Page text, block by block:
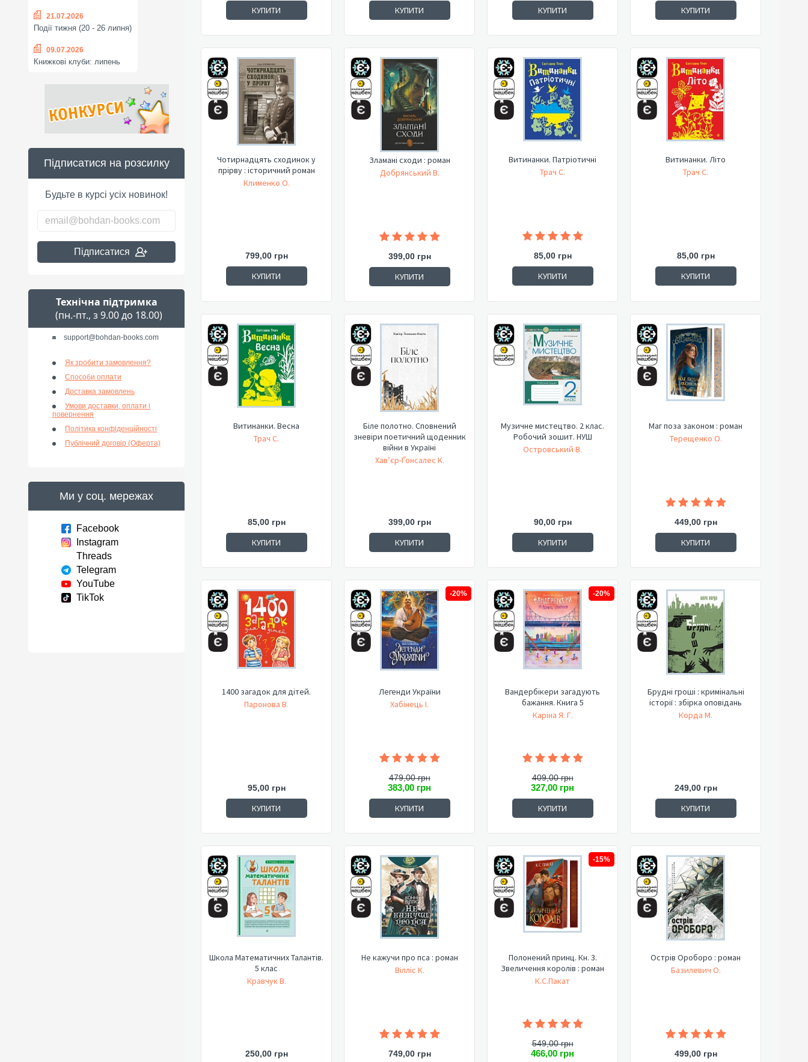
21.07.2026
Події тижня (20 - 26 липня)
09.07.2026
Книжкові клуби: липень
Підписатися на розсилку
Будьте в курсі усіх новинок!
Підписатися
Технічна підтримка
(пн.-пт., з 9.00 до 18.00)
support@bohdan-books.com
Як зробити замовлення?
Способи оплати
Доставка замовлень
Умови доставки, оплати і
повернення
Політика конфіденційності
Публічний договір (Оферта)
Ми у соц. мережах
Facebook
Instagram
Threads
Telegram
YouTube
TikTok
КУПИТИ КУПИТИ КУПИТИ КУПИТИ
Чотирнадцять сходинок у
прірву : історичний роман
Клименко О.
799,00 грн
КУПИТИ
Зламані сходи : роман
Добрянський В.
399,00 грн
КУПИТИ
Витинанки. Патріотичні
Трач С.
85,00 грн
КУПИТИ
Витинанки. Літо
Трач С.
85,00 грн
КУПИТИ
Витинанки. Весна
Трач С.
85,00 грн
КУПИТИ
Біле полотно. Сповнений
зневіри поетичний щоденник
війни в Україні
Хав’єр-Ґонсалес К.
399,00 грн
КУПИТИ
Музичне мистецтво. 2 клас.
Робочий зошит. НУШ
Островський В.
90,00 грн
КУПИТИ
Маг поза законом : роман
Терещенко О.
449,00 грн
КУПИТИ
1400 загадок для дітей.
Паронова В.
95,00 грн
КУПИТИ
-20%
Легенди України
Хабінець І.
479,00 грн
383,00 грн
КУПИТИ
-20%
Вандербікери загадують
бажання. Книга 5
Каріна Я. Г.
409,00 грн
327,00 грн
КУПИТИ
Брудні гроші : кримінальні
історії : збірка оповідань
Корда М.
249,00 грн
КУПИТИ
Школа Математичних Талантів.
5 клас
Кравчук В.
250,00 грн
Не кажучи про пса : роман
Вілліс К.
749,00 грн
-15%
Полонений принц. Кн. 3.
Звеличення королів : роман
К.С.Пакат
549,00 грн
466,00 грн
Острів Ороборо : роман
Базилевич О.
499,00 грн